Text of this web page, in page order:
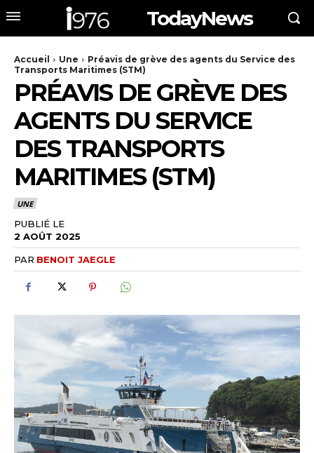
TodayNews
Accueil Une
Préavis de grève des agents du Service des
Transports Maritimes (STM)
PRÉAVIS DE GRÈVE DES
AGENTS DU SERVICE
DES TRANSPORTS
MARITIMES (STM)
UNE
PUBLIÉ LE
2 AOÛT 2025
PAR BENOIT JAEGLE